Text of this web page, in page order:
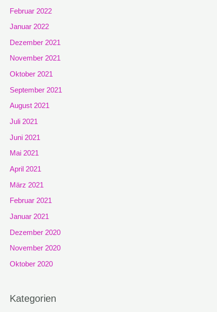
Februar 2022
Januar 2022
Dezember 2021
November 2021
Oktober 2021
September 2021
August 2021
Juli 2021
Juni 2021
Mai 2021
April 2021
März 2021
Februar 2021
Januar 2021
Dezember 2020
November 2020
Oktober 2020
Kategorien